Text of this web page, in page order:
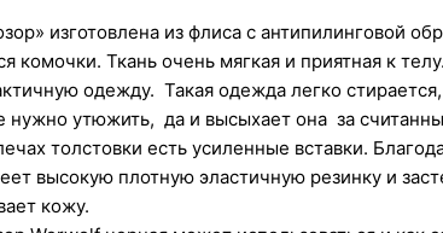
изготовлена из флиса с антипилинговой
комочки. Ткань очень мягкая и приятная к
одежду. Такая одежда легко
нужно утюжить, да и высыхает она за
толстовки есть усиленные вставки.
высокую плотную эластичную резинку и
кожу.